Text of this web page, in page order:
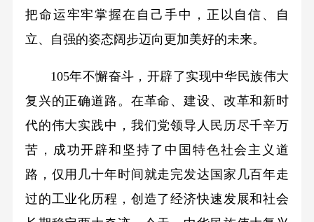
把命运牢牢掌握在自己手中，正以自信、自
立、自强的姿态阔步迈向更加美好的未来。
105年不懈奋斗，开辟了实现中华民族伟大
复兴的正确道路。在革命、建设、改革和新时
代的伟大实践中，我们党领导人民历尽千辛万
苦，成功开辟和坚持了中国特色社会主义道
路，仅用几十年时间就走完发达国家几百年走
过的工业化历程，创造了经济快速发展和社会